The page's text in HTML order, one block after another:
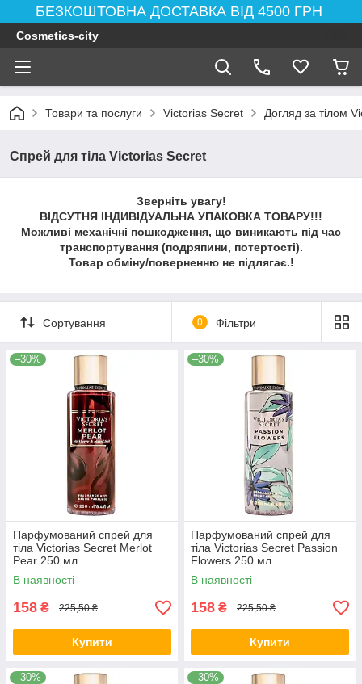
БЕЗКОШТОВНА ДОСТАВКА ВІД 4500 ГРН
Cosmetics-city
Товари та послуги Victorias Secret Догляд за тілом
Спрей для тіла Victorias Secret
Зверніть увагу!
ВІДСУТНЯ ІНДИВІДУАЛЬНА УПАКОВКА ТОВАРУ!!!
Можливі механічні пошкодження, що виникають під час
транспортування (подряпини, потертості).
Товар обміну/поверненню не підлягає.!
Сортування 0 Фільтри
–30%
Парфумований спрей для
тіла Victorias Secret Merlot
Pear 250 мл
В наявності
158 ₴ 225,50 ₴
Купити
–30%
Парфумований спрей для
тіла Victorias Secret Passion
Flowers 250 мл
В наявності
158 ₴ 225,50 ₴
Купити
–30% –30%